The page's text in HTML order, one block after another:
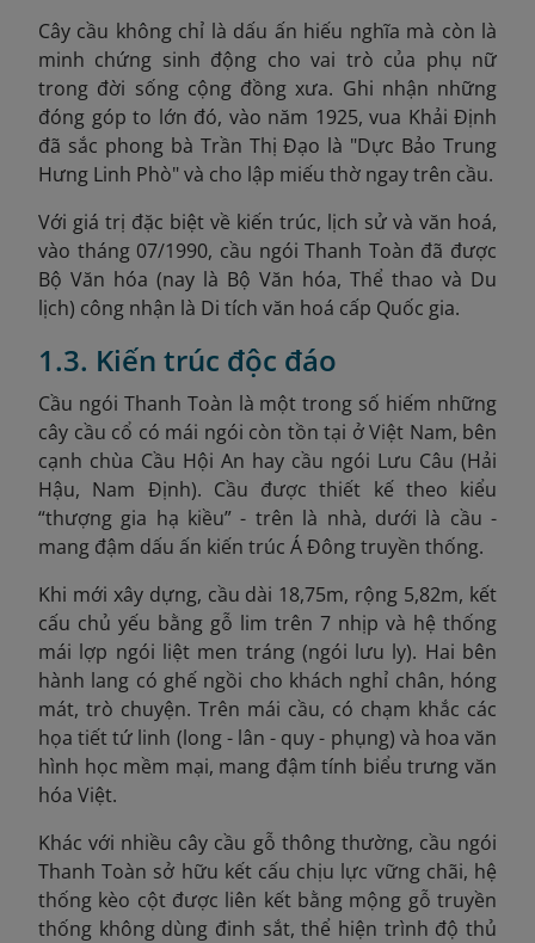
Cây cầu không chỉ là dấu ấn hiếu nghĩa mà còn là
minh chứng sinh động cho vai trò của phụ nữ
trong đời sống cộng đồng xưa. Ghi nhận những
đóng góp to lớn đó, vào năm 1925, vua Khải Định
đã sắc phong bà Trần Thị Đạo là "Dực Bảo Trung
Hưng Linh Phò" và cho lập miếu thờ ngay trên cầu.
Với giá trị đặc biệt về kiến trúc, lịch sử và văn hoá,
vào tháng 07/1990, cầu ngói Thanh Toàn đã được
Bộ Văn hóa (nay là Bộ Văn hóa, Thể thao và Du
lịch) công nhận là Di tích văn hoá cấp Quốc gia.
1.3. Kiến trúc độc đáo
Cầu ngói Thanh Toàn là một trong số hiếm những
cây cầu cổ có mái ngói còn tồn tại ở Việt Nam, bên
cạnh chùa Cầu Hội An hay cầu ngói Lưu Câu (Hải
Hậu, Nam Định). Cầu được thiết kế theo kiểu
“thượng gia hạ kiều” - trên là nhà, dưới là cầu -
mang đậm dấu ấn kiến trúc Á Đông truyền thống.
Khi mới xây dựng, cầu dài 18,75m, rộng 5,82m, kết
cấu chủ yếu bằng gỗ lim trên 7 nhịp và hệ thống
mái lợp ngói liệt men tráng (ngói lưu ly). Hai bên
hành lang có ghế ngồi cho khách nghỉ chân, hóng
mát, trò chuyện. Trên mái cầu, có chạm khắc các
họa tiết tứ linh (long - lân - quy - phụng) và hoa văn
hình học mềm mại, mang đậm tính biểu trưng văn
hóa Việt.
Khác với nhiều cây cầu gỗ thông thường, cầu ngói
Thanh Toàn sở hữu kết cấu chịu lực vững chãi, hệ
thống kèo cột được liên kết bằng mộng gỗ truyền
thống không dùng đinh sắt, thể hiện trình độ thủ